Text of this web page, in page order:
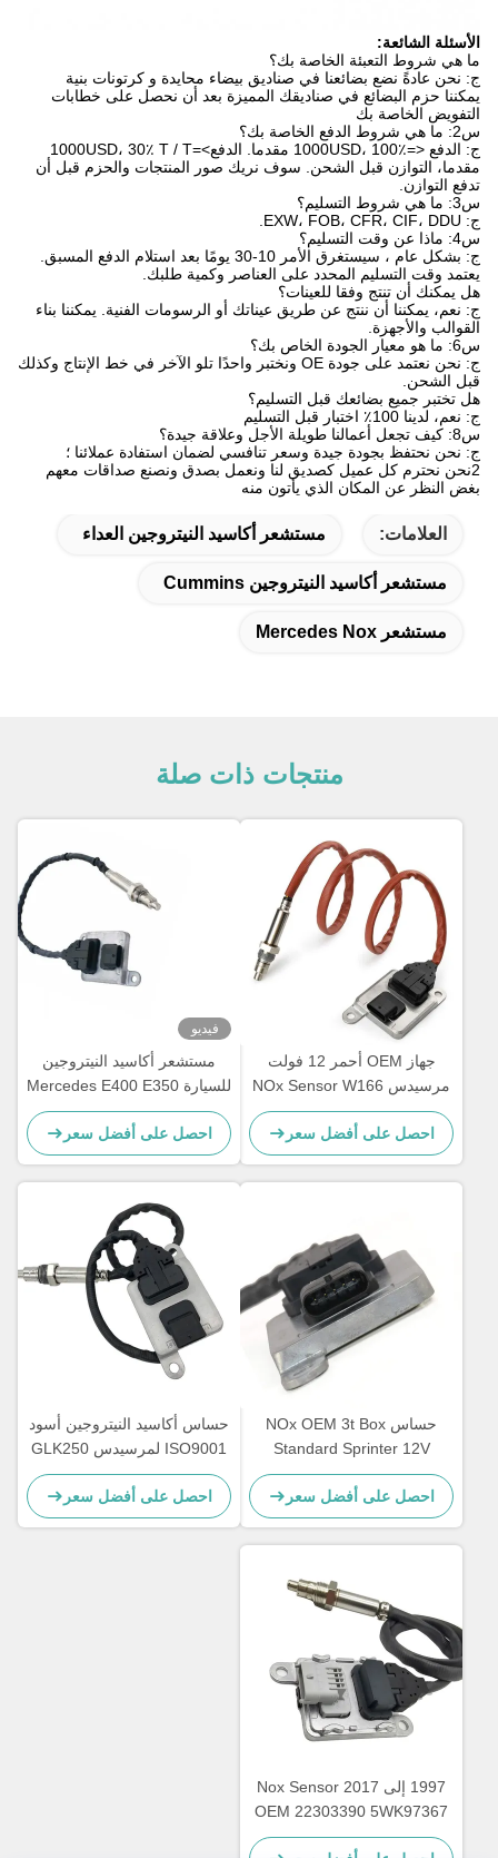
الأسئلة الشائعة:
ما هي شروط التعبئة الخاصة بك؟
ج: نحن عادةً نضع بضائعنا في صناديق بيضاء محايدة و كرتونات بنية
يمكننا حزم البضائع في صناديقك المميزة بعد أن نحصل على خطابات
التفويض الخاصة بك
س2: ما هي شروط الدفع الخاصة بك؟
ج: الدفع <=1000USD، 100٪ مقدما. الدفع>=1000USD، 30٪ T / T
مقدما، التوازن قبل الشحن. سوف نريك صور المنتجات والحزم قبل أن
تدفع التوازن.
س3: ما هي شروط التسليم؟
ج: EXW، FOB، CFR، CIF، DDU.
س4: ماذا عن وقت التسليم؟
ج: بشكل عام ، سيستغرق الأمر 10-30 يومًا بعد استلام الدفع المسبق.
يعتمد وقت التسليم المحدد على العناصر وكمية طلبك.
هل يمكنك أن تنتج وفقا للعينات؟
ج: نعم، يمكننا أن ننتج عن طريق عيناتك أو الرسومات الفنية. يمكننا بناء
القوالب والأجهزة.
س6: ما هو معيار الجودة الخاص بك؟
ج: نحن نعتمد على جودة OE ونختبر واحدًا تلو الآخر في خط الإنتاج وكذلك
قبل الشحن.
هل تختبر جميع بضائعك قبل التسليم؟
ج: نعم، لدينا 100٪ اختبار قبل التسليم
س8: كيف تجعل أعمالنا طويلة الأجل وعلاقة جيدة؟
ج: نحن نحتفظ بجودة جيدة وسعر تنافسي لضمان استفادة عملائنا ؛
2نحن نحترم كل عميل كصديق لنا ونعمل بصدق ونصنع صداقات معهم
بغض النظر عن المكان الذي يأتون منه
العلامات: مستشعر أكاسيد النيتروجين العداء
مستشعر أكاسيد النيتروجين Cummins
مستشعر Mercedes Nox
منتجات ذات صلة
جهاز OEM أحمر 12 فولت
مرسيدس NOx Sensor W166
W172 W205 W221 W212
C300
احصل على أفضل سعر
فيديو
مستشعر أكاسيد النيتروجين
للسيارة Mercedes E400 E350
12V 5WK96681C
A0009053403
احصل على أفضل سعر
حساس NOx OEM 3t Box
Standard Sprinter 12V
A0009050008 5WK96681D
احصل على أفضل سعر
حساس أكاسيد النيتروجين أسود
ISO9001 لمرسيدس GLK250
E250 OEM 5WK96682A
A0009057000
احصل على أفضل سعر
1997 إلى 2017 Nox Sensor
OEM 22303390 5WK97367
لسيارة VOL XC40 SUV